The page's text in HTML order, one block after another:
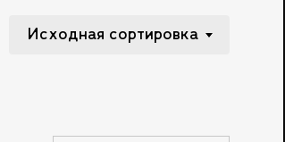
Исходная сортировка